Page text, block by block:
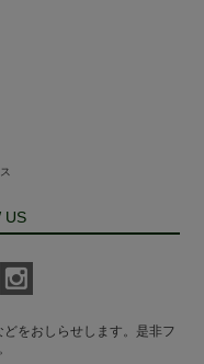
US
をおしらせします。是非フ